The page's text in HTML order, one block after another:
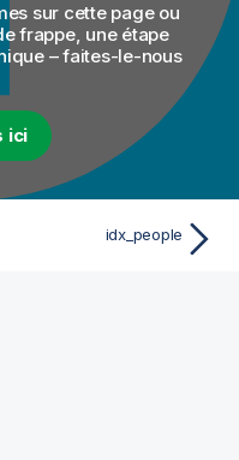
sur cette page ou
frappe, une étape
– faites-le-nous
ici
idx_people